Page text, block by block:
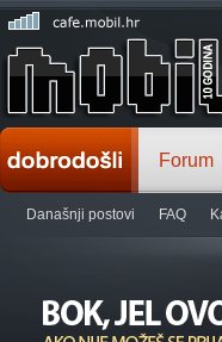
Forum
Današnji postovi FAQ